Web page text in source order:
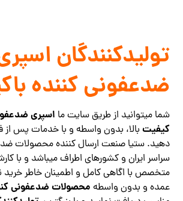
تولیدکنندگان
ضدعفونی کننده
شما میتوانید از طریق سایت ما اسپری
کیفیت بالا، بدون واسطه و با خدمات پس
دهید. ستیا صنعت ارسال کننده محصولات
سراسر ایران و کشورهای اطراف میباشد و با
متخصص با اگاهی کامل و اطمینان خاطر خرید
عمده و بدون واسطه محصولات ضدعفونی